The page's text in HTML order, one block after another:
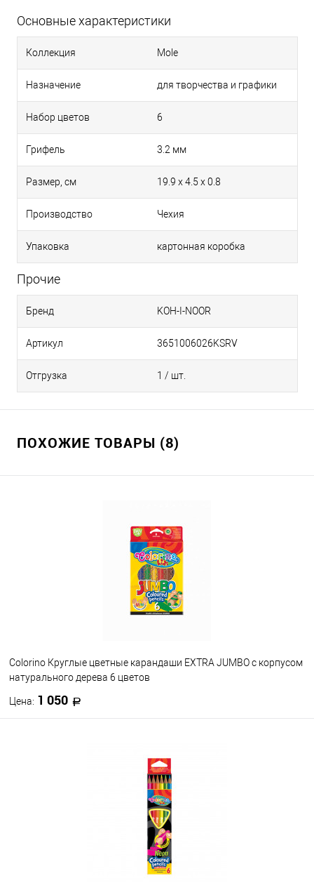
Основные характеристики
Коллекция Mole
Назначение для творчества и графики
Набор цветов 6
Грифель 3.2 мм
Размер, см 19.9 х 4.5 х 0.8
Производство Чехия
Упаковка картонная коробка
Прочие
Бренд KOH-I-NOOR
Артикул 3651006026KSRV
Отгрузка 1 / шт.
ПОХОЖИЕ ТОВАРЫ (8)
Colorino Круглые цветные карандаши EXTRA JUMBO с корпусом
натурального дерева 6 цветов
Цена: 1 050